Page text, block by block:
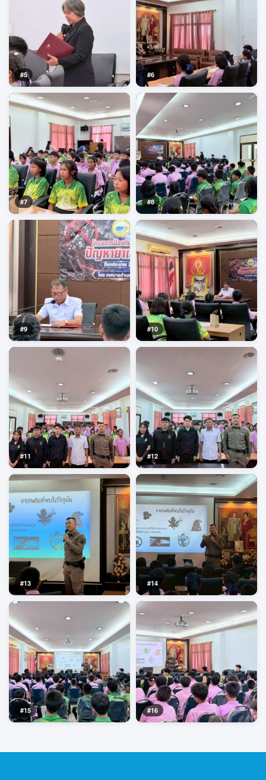
#5 #6
#7 #8
#9 #10
#11 #12
#13 #14
#15 #16